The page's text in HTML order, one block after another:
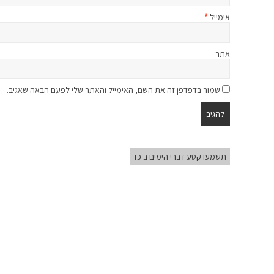
אימייל *
אתר
שמור בדפדפן זה את השם, האימייל והאתר שלי לפעם הבאה שאגיב.
תשמעו קטע דברי הימים ב כז